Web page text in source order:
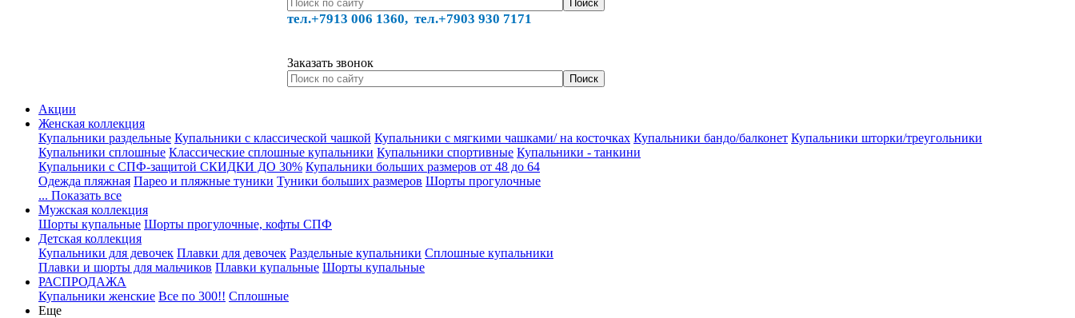
тел.+7913 006 1360, тел.+7903 930 7171
Заказать звонок
Акции
Женская коллекция
Купальники раздельные Купальники с классической чашкой Купальники с мягкими чашками/ на косточках Купальники бандо/балконет Купальники шторки/треугольники
Купальники сплошные Классические сплошные купальники Купальники спортивные Купальники - танкини
Купальники с СПФ-защитой СКИДКИ ДО 30% Купальники больших размеров от 48 до 64
Одежда пляжная Парео и пляжные туники Туники больших размеров Шорты прогулочные
... Показать все
Мужская коллекция
Шорты купальные Шорты прогулочные, кофты СПФ
Детская коллекция
Купальники для девочек Плавки для девочек Раздельные купальники Сплошные купальники
Плавки и шорты для мальчиков Плавки купальные Шорты купальные
РАСПРОДАЖА
Купальники женские Все по 300!! Сплошные
Еще